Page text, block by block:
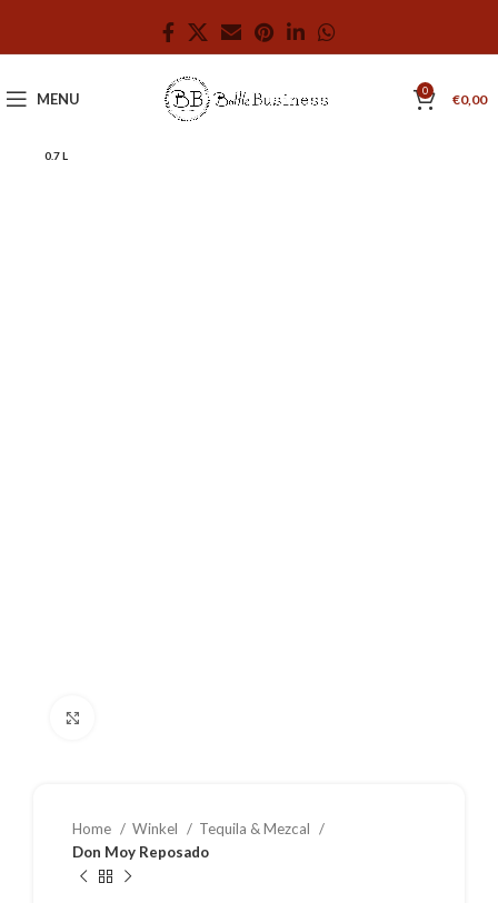
MENU 0 €0,00
0.7 L
Home Winkel
Tequila & Mezcal
Don Moy Reposado